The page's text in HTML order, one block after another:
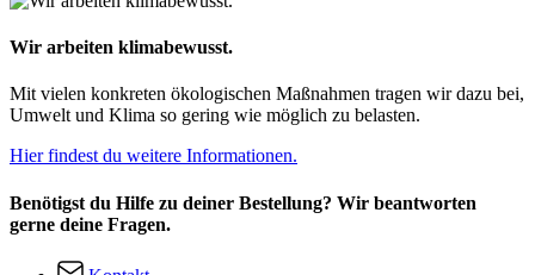
Wir arbeiten klimabewusst.
Mit vielen konkreten ökologischen Maßnahmen tragen wir dazu bei,
Umwelt und Klima so gering wie möglich zu belasten.
Hier findest du weitere Informationen.
Benötigst du Hilfe zu deiner Bestellung? Wir beantworten
gerne deine Fragen.